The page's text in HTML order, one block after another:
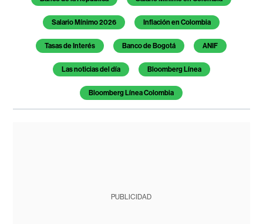
Salario Mínimo 2026 Inflación en Colombia
Tasas de Interés Banco de Bogotá ANIF
Las noticias del día Bloomberg Línea
Bloomberg Línea Colombia
PUBLICIDAD